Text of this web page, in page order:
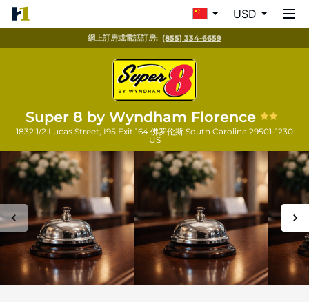
USD
網上訂房或電話訂房: (855) 334-6659
Super 8 by Wyndham Florence
1832 1/2 Lucas Street, I95 Exit 164 佛罗伦斯 South Carolina 29501-1230
US